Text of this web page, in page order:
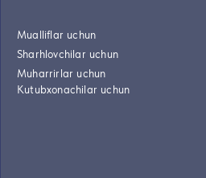
Mualliflar uchun
Sharhlovchilar uchun
Muharrirlar uchun
Kutubxonachilar uchun